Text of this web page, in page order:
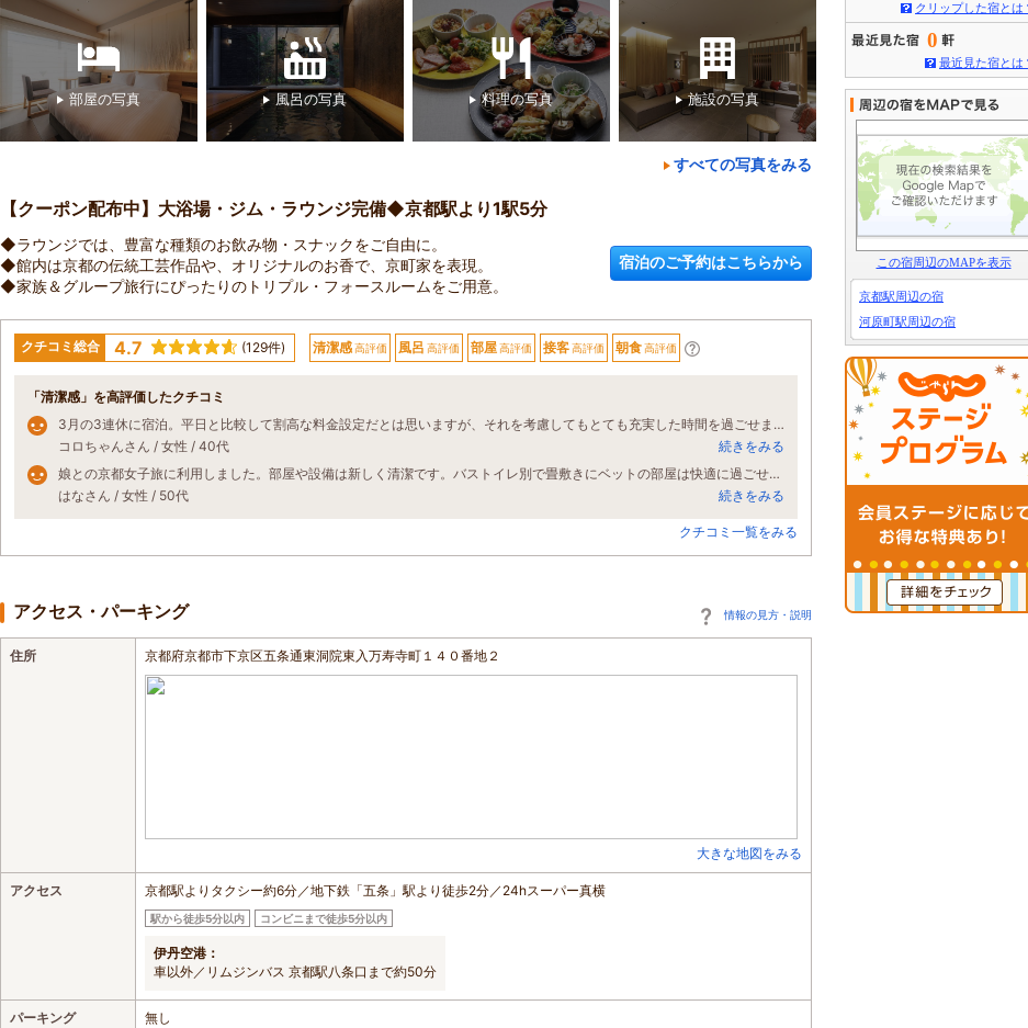
部屋の写真 風呂の写真 料理の写真 施設の写真
すべての写真をみる
【クーポン配布中】大浴場・ジム・ラウンジ完備◆京都駅より1駅5分
◆ラウンジでは、豊富な種類のお飲み物・スナックをご自由に。
◆館内は京都の伝統工芸作品や、オリジナルのお香で、京町家を表現。
◆家族＆グループ旅行にぴったりのトリプル・フォースルームをご用意。
宿泊のご予約はこちらから
クチコミ総合 4.7 (129件) 清潔感高評価 風呂 高評価 部屋高評価 接客高評価 朝食高評価
「清潔感」を高評価したクチコミ
3月の3連休に宿泊。平日と比較して割高な料金設定だとは思いますが、それを考慮してもとても充実した時間を過ごせました。 ウェルカムドリンクの提供時間を過ぎてのチェックインでしたが、その時間でもカクテルをいただけたのが、まず驚きました。おしゃれな雰囲気のバーで、おそらく通常通りの1杯分のドリンク、家族もとても喜んでいました。 館内全体が、どこを見ても洗練されて落ち着いた和モダンな印象。 大浴場は充分な広さがあり、少し照明が控えめでしたので、落ち着いてゆっくりくつろぐことができました。土曜日の朝、終了時間近くに利用したので、混雑もなく良かったです。 朝食は、メインが選べるビュッフェ形式。お皿がカラフルで盛り付けるのも楽しかったです。種類が多すぎず、厳選された内容で、何を食べてもとても美味しかったです。 ライトミールは、軽食と言うより普通にランチのボリュームでした。ドリンク付きでしたし、ラウンジでアイスやお菓子が楽しめることも含めて、食のサービスが大変充実していると感じました。
コロちゃんさん / 女性 / 40代
続きをみる
娘との京都女子旅に利用しました。部屋や設備は新しく清潔です。バストイレ別で畳敷きにベットの部屋は快適に過ごせました。ウェルカムドリンクや軽食、朝食などのサービスも素晴らしく、京都に行く際にはまた利用したいと思えるホテルでした。清水寺までも歩いていけますし、散策にもとても良い場所です。オススメします。
はなさん / 女性 / 50代
続きをみる
クチコミ一覧をみる
アクセス・パーキング 情報の見方・説明
住所 京都府京都市下京区五条通東洞院東入万寿寺町１４０番地２
大きな地図をみる
アクセス 京都駅よりタクシー約6分／地下鉄「五条」駅より徒歩2分／24hスーパー真横
駅から徒歩5分以内 コンビニまで徒歩5分以内
伊丹空港：
車以外／リムジンバス 京都駅八条口まで約50分
パーキング 無し
クリップした宿とは
0
最近見た宿とは
この宿周辺のMAPを表示
京都駅周辺の宿
河原町駅周辺の宿